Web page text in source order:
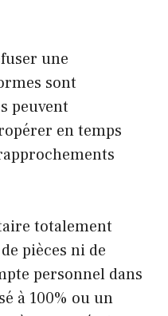
une
sont
peuvent
en temps
totalement
pièces ni de
personnel dans
à 100% ou un